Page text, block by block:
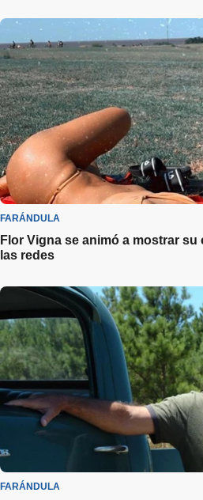
FARÁNDULA
Flor Vigna se animó a mostrar
las redes
FARÁNDULA